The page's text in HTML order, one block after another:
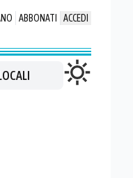
ABBONATI ACCEDI